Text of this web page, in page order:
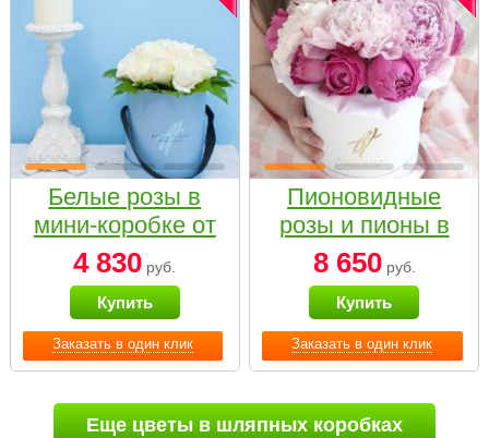
Заказать в один клик
Белые розы в
мини-коробке от
Bella Fiori
4 830 руб.
Купить
Заказать в один клик
Пионовидные
розы и пионы в
белой коробке
Small
8 650руб.
Купить
Еще цветы в шляпных коробках